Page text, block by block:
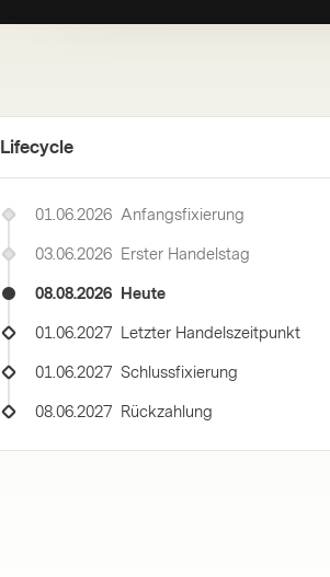
Lifecycle
01.06.2026 Anfangsfixierung
03.06.2026 Erster Handelstag
08.08.2026 Heute
01.06.2027 Letzter Handelszeitpunkt
01.06.2027 Schlussfixierung
08.06.2027 Rückzahlung